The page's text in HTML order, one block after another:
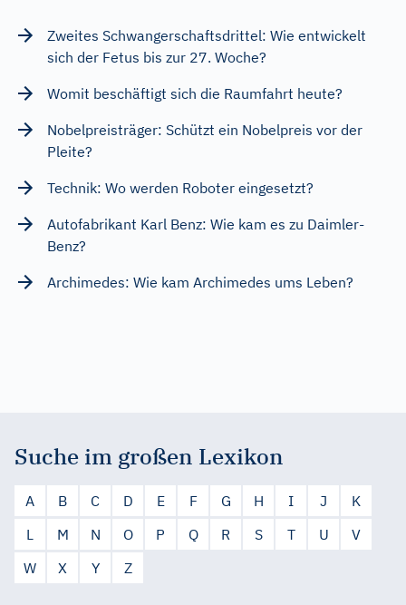
Zweites Schwangerschaftsdrittel: Wie entwickelt
sich der Fetus bis zur 27. Woche?
Womit beschäftigt sich die Raumfahrt heute?
Nobelpreisträger: Schützt ein Nobelpreis vor der
Pleite?
Technik: Wo werden Roboter eingesetzt?
Autofabrikant Karl Benz: Wie kam es zu Daimler-
Benz?
Archimedes: Wie kam Archimedes ums Leben?
Suche im großen Lexikon
A B C D E F G H I J
K
L
M N O P Q R S T U
V
W
X Y Z